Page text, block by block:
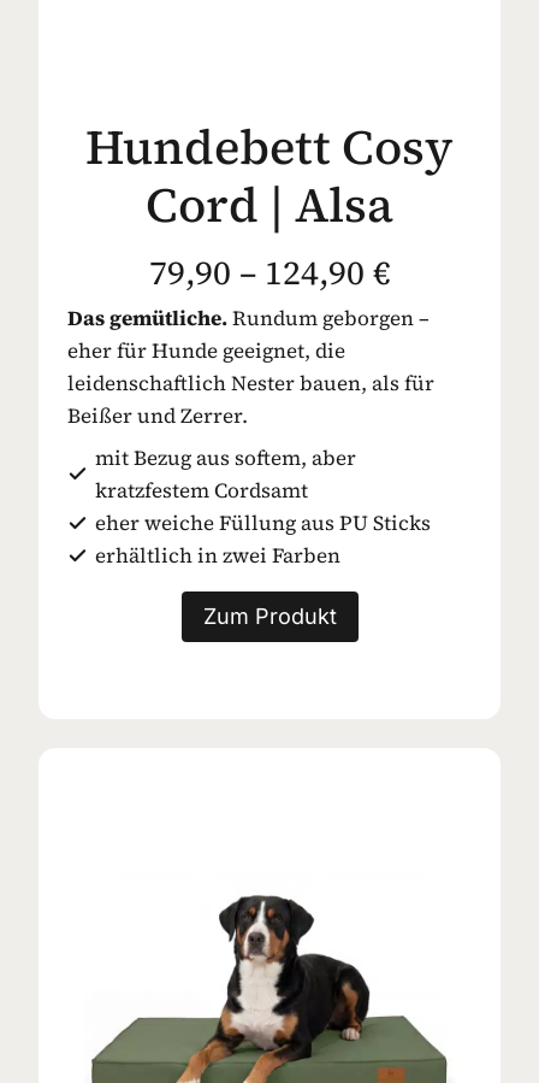
Hundebett Cosy
Cord | Alsa
79,90 – 124,90 €
Das gemütliche.Rundum geborgen –
eher für Hunde geeignet, die
leidenschaftlich Nester bauen, als für
Beißer und Zerrer.
mit Bezug aus softem, aber
kratzfestem Cordsamt
eher weiche Füllung aus PU Sticks
erhältlich in zwei Farben
Zum Produkt